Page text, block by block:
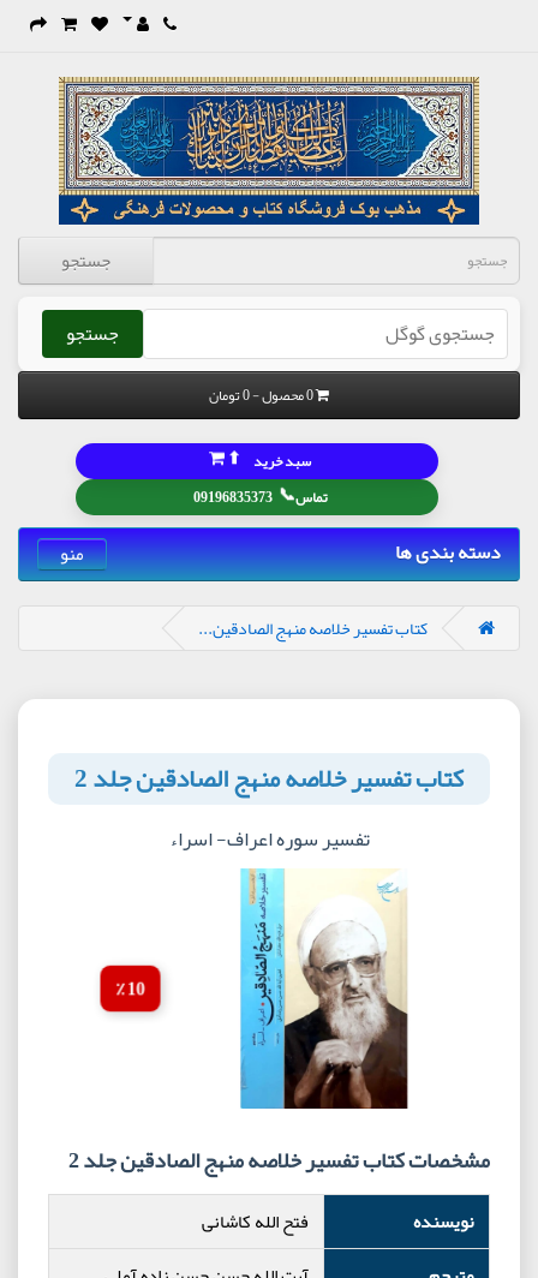
جستجو
جستجو
0 محصول - 0 تومان
تماس📞
09196835373
سبد خرید ⬆
دسته بندی ها منو
کتاب تفسیر خلاصه منهج الصادقین...
کتاب تفسیر خلاصه منهج الصادقین جلد 2
تفسیر سوره اعراف- اسراء
10 ٪
مشخصات کتاب تفسیر خلاصه منهج الصادقین جلد 2
نویسنده
فتح الله کاشانی